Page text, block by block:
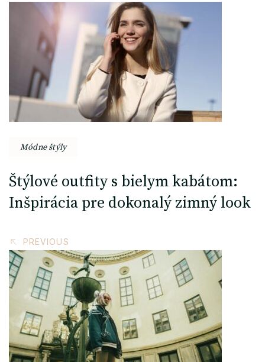
Post
Navigation
Módne štýly
Štýlové outfity s bielym kabátom:
Inšpirácia pre dokonalý zimný look
PREVIOUS